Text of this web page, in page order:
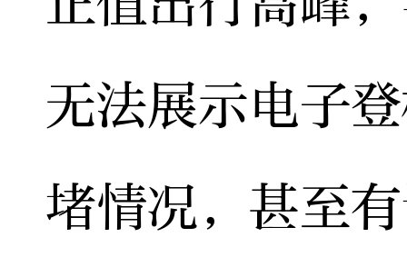
无法展示电子
堵情况，甚至